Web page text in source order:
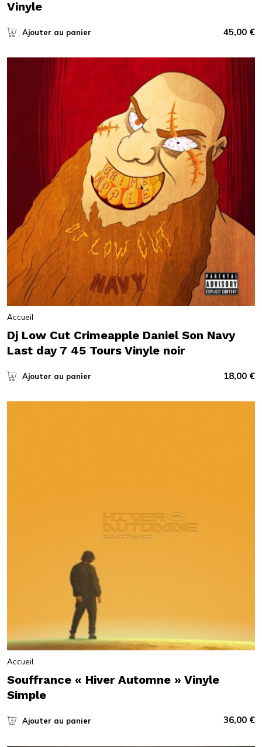
Vinyle
Ajouter au panier 45,00 €
Accueil
Dj Low Cut Crimeapple Daniel Son Navy
Last day 7 45 Tours Vinyle noir
Ajouter au panier 18,00 €
Accueil
Souffrance « Hiver Automne » Vinyle
Simple
Ajouter au panier 36,00 €